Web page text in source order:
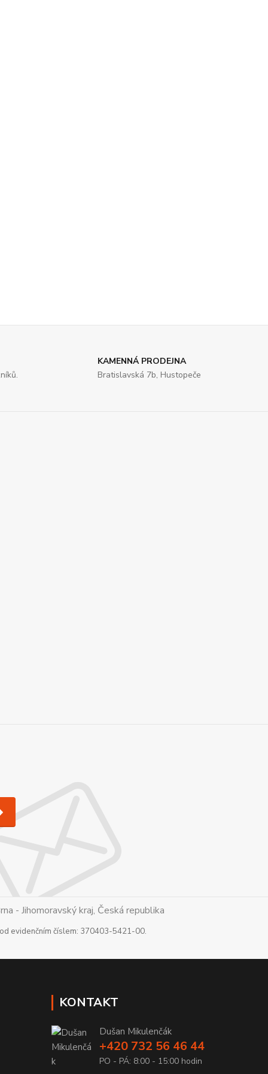
KAMENNÁ PRODEJNA
Bratislavská 7b, Hustopeče
- Jihomoravský kraj, Česká republika
evidenčním číslem: 370403-5421-00.
KONTAKT
Dušan Mikulenčák
+420 732 56 46 44
PO - PÁ: 8:00 - 15:00 hodin